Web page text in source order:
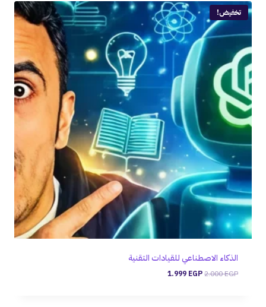
تخفيض!
الذكاء الاصطناعي للقيادات التقنية
2.000EGP
1.999 EGP